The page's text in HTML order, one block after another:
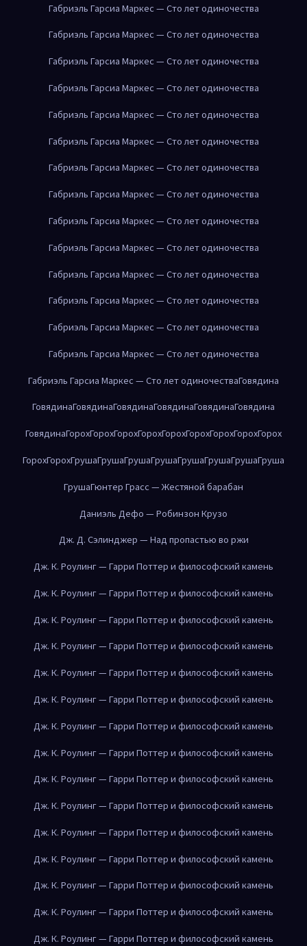
Габриэль Гарсиа Маркес — Сто лет одиночества
Габриэль Гарсиа Маркес — Сто лет одиночества
Габриэль Гарсиа Маркес — Сто лет одиночества
Габриэль Гарсиа Маркес — Сто лет одиночества
Габриэль Гарсиа Маркес — Сто лет одиночества
Габриэль Гарсиа Маркес — Сто лет одиночества
Габриэль Гарсиа Маркес — Сто лет одиночества
Габриэль Гарсиа Маркес — Сто лет одиночества
Габриэль Гарсиа Маркес — Сто лет одиночества
Габриэль Гарсиа Маркес — Сто лет одиночества
Габриэль Гарсиа Маркес — Сто лет одиночества
Габриэль Гарсиа Маркес — Сто лет одиночества
Габриэль Гарсиа Маркес — Сто лет одиночества
Габриэль Гарсиа Маркес — Сто лет одиночества
Габриэль Гарсиа Маркес — Сто лет одиночестваГовядина
ГовядинаГовядинаГовядинаГовядинаГовядинаГовядина
ГовядинаГорохГорохГорохГорохГорохГорохГорохГорохГорох
ГорохГорохГрушаГрушаГрушаГрушаГрушаГрушаГрушаГруша
ГрушаГюнтер Грасс — Жестяной барабан
Даниэль Дефо — Робинзон Крузо
Дж. Д. Сэлинджер — Над пропастью во ржи
Дж. К. Роулинг — Гарри Поттер и философский камень
Дж. К. Роулинг — Гарри Поттер и философский камень
Дж. К. Роулинг — Гарри Поттер и философский камень
Дж. К. Роулинг — Гарри Поттер и философский камень
Дж. К. Роулинг — Гарри Поттер и философский камень
Дж. К. Роулинг — Гарри Поттер и философский камень
Дж. К. Роулинг — Гарри Поттер и философский камень
Дж. К. Роулинг — Гарри Поттер и философский камень
Дж. К. Роулинг — Гарри Поттер и философский камень
Дж. К. Роулинг — Гарри Поттер и философский камень
Дж. К. Роулинг — Гарри Поттер и философский камень
Дж. К. Роулинг — Гарри Поттер и философский камень
Дж. К. Роулинг — Гарри Поттер и философский камень
Дж. К. Роулинг — Гарри Поттер и философский камень
Дж. К. Роулинг — Гарри Поттер и философский камень